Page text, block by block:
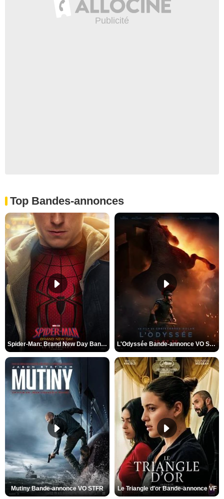
Top Bandes-annonces
Spider-Man: Brand New Day Bande-annonce VO STFR L'Odyssée Bande-annonce VO STFR
Mutiny Bande-annonce VO STFR Le Triangle d'or Bande-annonce VF